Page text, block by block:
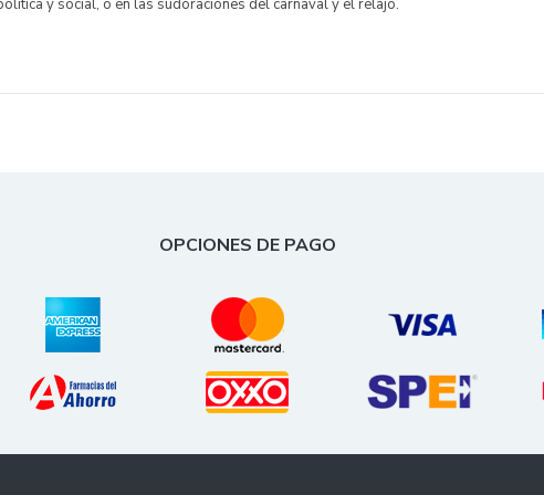
y social, o en las sudoraciones del carnaval y el relajo.
OPCIONES DE PAGO